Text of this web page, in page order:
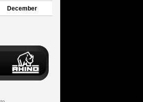
December